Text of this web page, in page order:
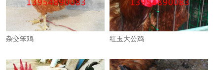
杂交笨鸡 红玉大公鸡